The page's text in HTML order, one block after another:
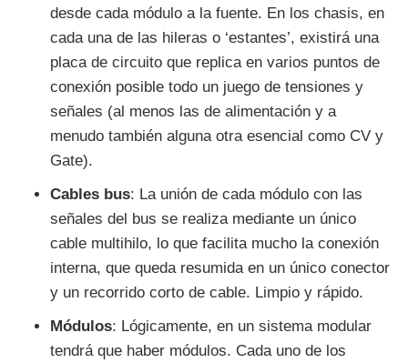
desde cada módulo a la fuente. En los chasis, en
cada una de las hileras o ‘estantes’, existirá una
placa de circuito que replica en varios puntos de
conexión posible todo un juego de tensiones y
señales (al menos las de alimentación y a
menudo también alguna otra esencial como CV y
Gate).
Cables bus: La unión de cada módulo con las
señales del bus se realiza mediante un único
cable multihilo, lo que facilita mucho la conexión
interna, que queda resumida en un único conector
y un recorrido corto de cable. Limpio y rápido.
Módulos: Lógicamente, en un sistema modular
tendrá que haber módulos. Cada uno de los